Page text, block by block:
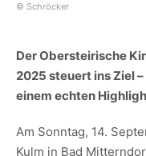
© Schröcker
Der Obersteirische
2025 steuert ins Ziel
einem echten
Am Sonntag, 14.
Kulm in Bad